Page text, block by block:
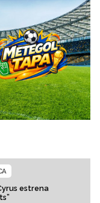
estrena